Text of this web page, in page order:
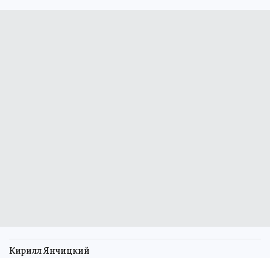
Кирилл Янчицкий